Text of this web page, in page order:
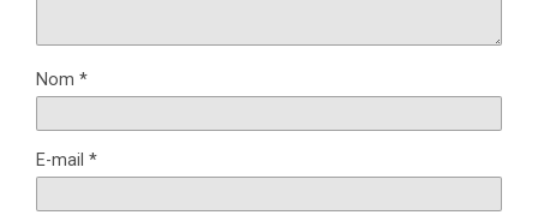
Nom *
E-mail *